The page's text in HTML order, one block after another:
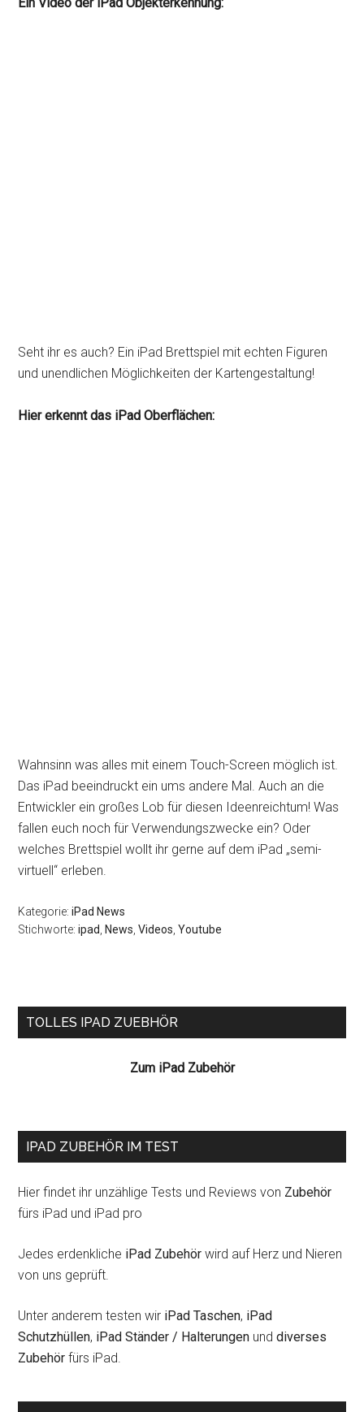
Seht ihr es auch? Ein iPad Brettspiel mit echten Figuren
und unendlichen Möglichkeiten der Kartengestaltung!
Hier erkennt das iPad Oberflächen:
Wahnsinn was alles mit einem Touch-Screen möglich ist.
Das iPad beeindruckt ein ums andere Mal. Auch an die
Entwickler ein großes Lob für diesen Ideenreichtum! Was
fallen euch noch für Verwendungszwecke ein? Oder
welches Brettspiel wollt ihr gerne auf dem iPad „semi-
virtuell“ erleben.
Kategorie:iPad News
Stichworte:ipad News ,Videos ,Youtube
Seitenspalte
TOLLES IPAD ZUEBHÖR
Zum iPad Zubehör
IPAD ZUBEHÖR IM TEST
Hier findet ihr unzählige Tests und Reviews von Zubehör
fürs iPad und iPad pro
Jedes erdenkliche iPad Zubehör wird auf Herz und Nieren
von uns geprüft.
Unter anderem testen wir iPad Taschen, iPad
Schutzhüllen, iPad Ständer / Halterungen unddiverses
Zubehör fürs iPad.